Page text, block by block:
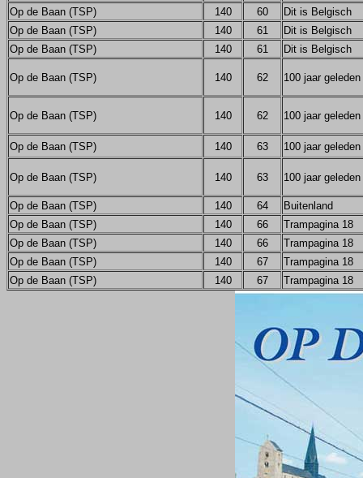
Op de Baan (TSP)
140 60
Dit is Belgisch
Op de Baan (TSP)
140 61
Dit is Belgisch
Op de Baan (TSP)
140 61 Dit is Belgisch
Op de Baan (TSP) 140 62 100 jaar
Op de Baan (TSP) 140 62 100 jaar
Op de Baan (TSP) 140 63 100 jaar
Op de Baan (TSP) 140 63 100 jaar
Op de Baan (TSP) 140 64
Buitenland
Op de Baan (TSP)
140 66
Trampagina 18
Op de Baan (TSP)
140 66
Trampagina 18
Op de Baan (TSP)
140 67
Trampagina 18
Op de Baan (TSP)
140 67 Trampagina 18